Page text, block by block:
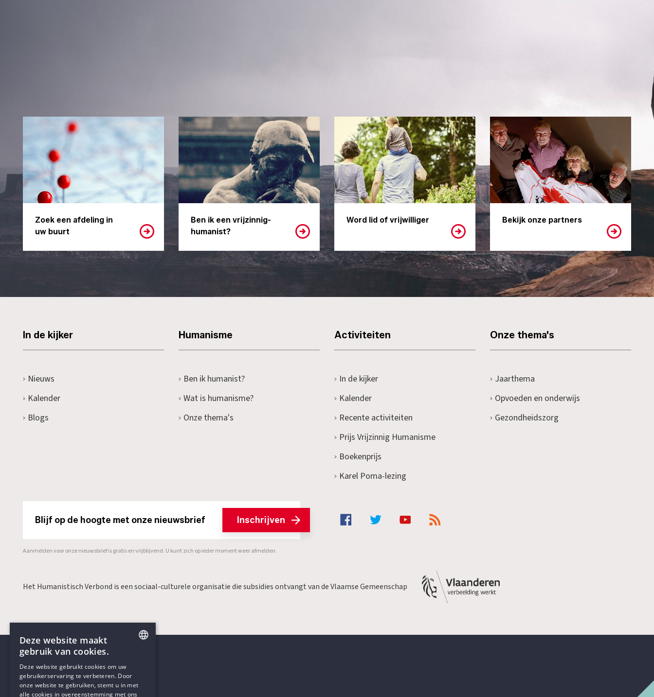
Zoek een afdeling in
uw buurt
Ben ik een vrijzinnig-
humanist?
Word lid of vrijwilliger Bekijk onze partners
In de kijker
Nieuws
Kalender
Blogs
Humanisme
Ben ik humanist?
Wat is humanisme?
Onze thema's
Activiteiten
In de kijker
Kalender
Recente activiteiten
Prijs Vrijzinnig Humanisme
Boekenprijs
Karel Poma-lezing
Onze thema's
Jaarthema
Opvoeden en onderwijs
Gezondheidszorg
Blijf op de hoogte met onze nieuwsbrief Inschrijven
Aanmelden voor onze nieuwsbrief is gratis en vrijblijvend. U kunt zich op ieder moment weer afmelden.
Het Humanistisch Verbond is een sociaal-culturele organisatie die subsidies ontvangt van de Vlaamse Gemeenschap
Contactgegevens
DUTCH
Deze website maakt
gebruik van cookies.
Deze website gebruikt cookies om uw
gebruikerservaring te verbeteren. Door
onze website te gebruiken, stemt u in met
alle cookies in overeenstemming met ons